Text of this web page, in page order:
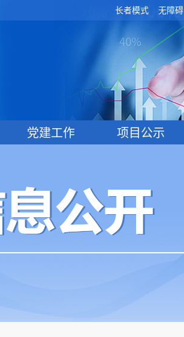
长者模式 无障碍
党建工作 项目公示